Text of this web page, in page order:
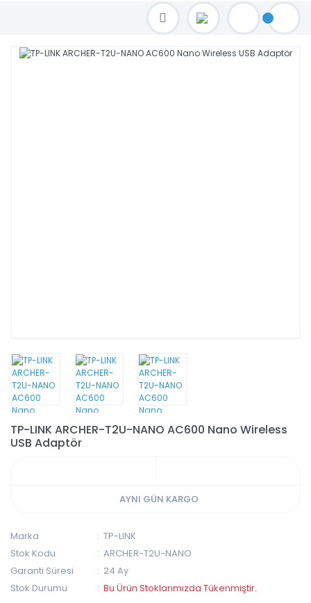
TOPTAN FİYAT ALMAK İÇİN satis@toptanbilgisayar.net MAİL ATINIZ.
SİPARİŞLERİNİZİ AYNI GÜN KARGO İLE GÖNDERİYORUZ!
TP-LINK ARCHER-T2U-NANO AC600 Nano Wireless
USB Adaptör
AYNI GÜN KARGO
Marka
TP-LINK
Stok Kodu
ARCHER-T2U-NANO
Garanti Süresi
24 Ay
Stok Durumu
Bu Ürün Stoklarımızda Tükenmiştir.